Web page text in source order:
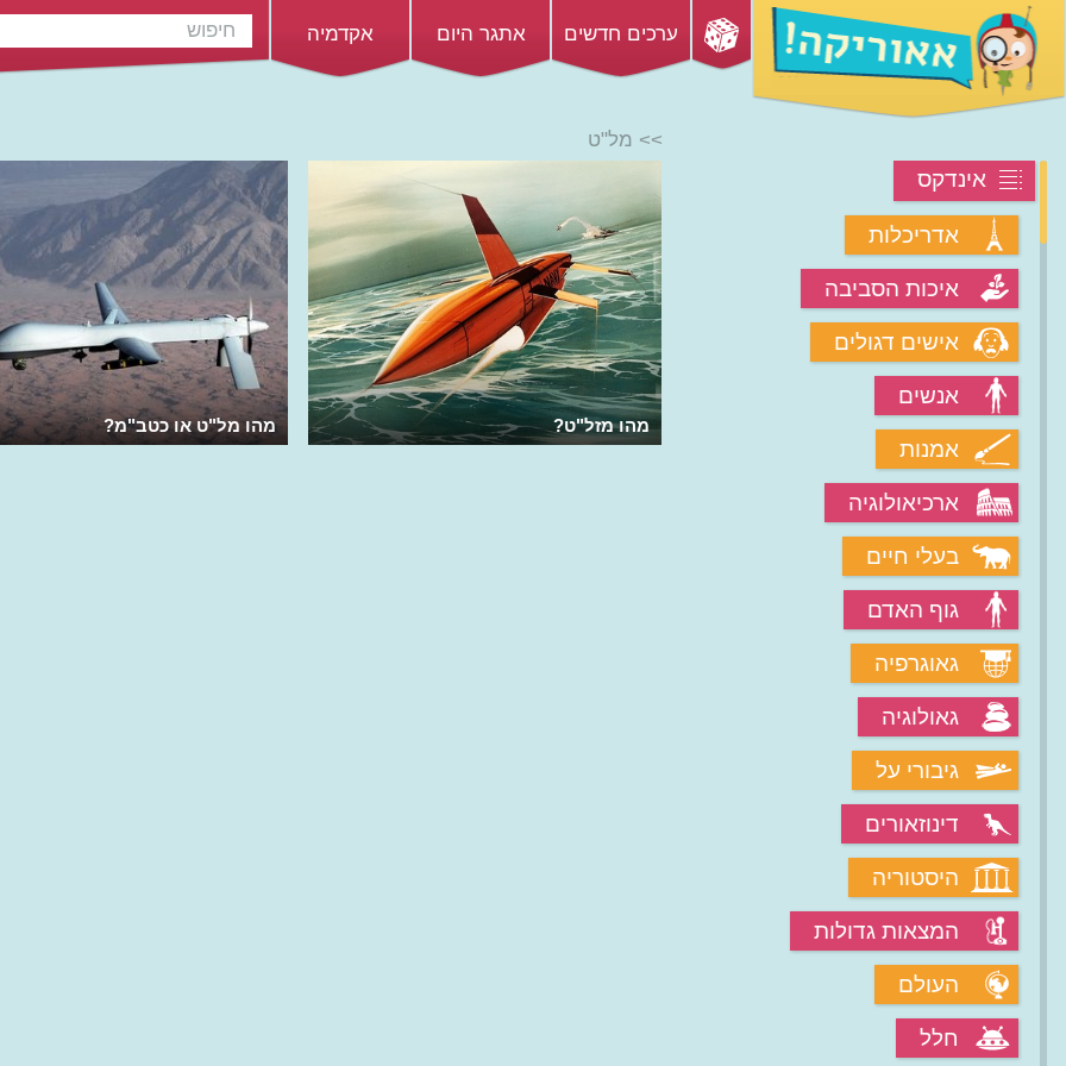
ערכים חדשים אתגר היום אקדמיה
אינדקס
אדריכלות
איכות הסביבה
אישים דגולים
אנשים
אמנות
ארכיאולוגיה
בעלי חיים
גוף האדם
גאוגרפיה
גאולוגיה
גיבורי על
דינוזאורים
היסטוריה
המצאות גדולות
העולם
חלל
>> מל"ט
מהו מל"ט או כטב"מ? מהו מזל"ט?